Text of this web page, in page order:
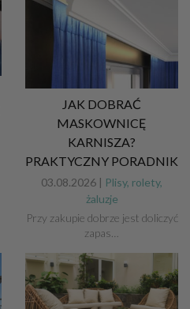
JAK DOBRAĆ
MASKOWNICĘ
KARNISZA?
PRAKTYCZNY PORADNIK
03.08.2026 | Plisy, rolety,
żaluzje
Przy zakupie dobrze jest doliczyć
zapas…